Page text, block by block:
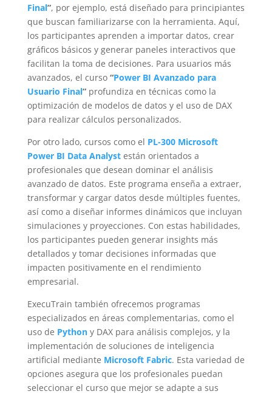
Final”, por ejemplo, está diseñado para principiantes
que buscan familiarizarse con la herramienta. Aquí,
los participantes aprenden a importar datos, crear
gráficos básicos y generar paneles interactivos que
facilitan la toma de decisiones. Para usuarios más
avanzados, el curso “Power BI Avanzado para
Usuario Final”profundiza en técnicas como la
optimización de modelos de datos y el uso de DAX
para realizar cálculos personalizados.
Por otro lado, cursos como el PL-300 Microsoft
Power BI Data Analystestán orientados a
profesionales que desean dominar el análisis
avanzado de datos. Este programa enseña a extraer,
transformar y cargar datos desde múltiples fuentes,
así como a diseñar informes dinámicos que incluyan
simulaciones y proyecciones. Con estas habilidades,
los participantes pueden generar insights más
detallados y tomar decisiones informadas que
impacten positivamente en el rendimiento
empresarial.
ExecuTrain también ofrecemos programas
especializados en áreas complementarias, como el
uso de Pythony DAX para análisis complejos, y la
implementación de soluciones de inteligencia
artificial mediante Microsoft Fabric. Esta variedad de
opciones asegura que los profesionales puedan
seleccionar el curso que mejor se adapte a sus